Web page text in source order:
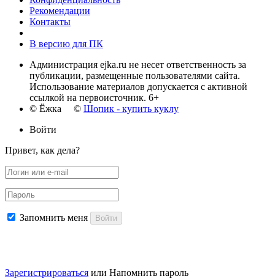
Рекомендации
Контакты
В версию для ПК
Администрация ejka.ru не несет ответственность за
публикации, размещенные пользователями сайта.
Использование материалов допускается с активной
ссылкой на первоисточник. 6+
© Ёжка © Шопик - купить куклу
Войти
Привет, как дела?
Запомнить меня Войти
Зарегистрироваться или Напомнить пароль